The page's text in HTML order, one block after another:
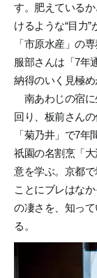
す。肥えている
けるような“目力
「市原水産」の
服部さんは「7年
納得のいく見極め
南あわじの宿に
回り、板前さん
「菊乃井」で7年
祇園の名割烹「
意を学ぶ。京都
ことにブレはな
の凄さを、知っ
る。